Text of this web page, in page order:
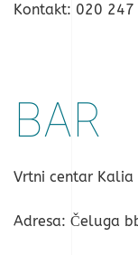
Kontakt: 020 247
BAR
Vrtni centar Kalia
Adresa: Čeluga